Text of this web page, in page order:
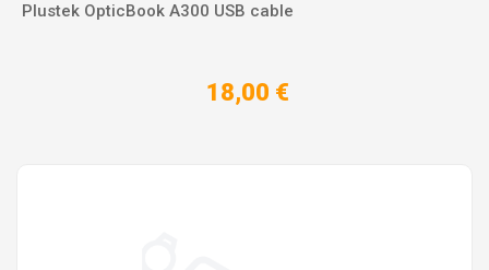
Plustek OpticBook A300 USB cable
18,00 €